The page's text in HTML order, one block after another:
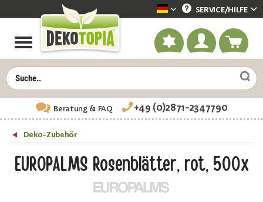
Dekotopia deutsch
SERVICE/HILFE
Beratung& FAQ +49 (0)2871-2347790
Deko-Zubehör
EUROPALMS Rosenblätter, rot, 500x